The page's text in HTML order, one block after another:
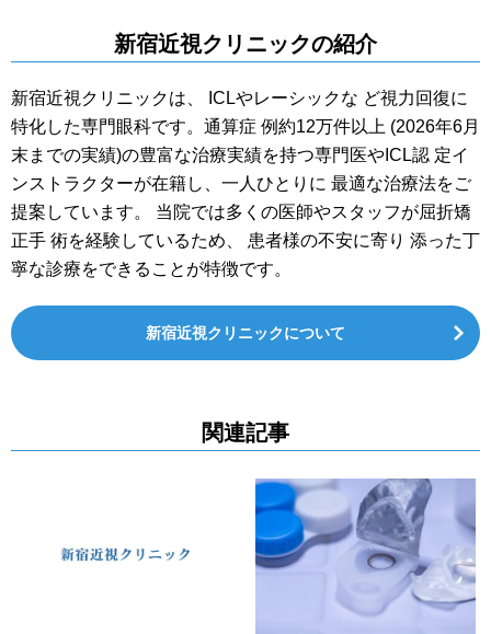
新宿近視クリニックの紹介
新宿近視クリニックは、 ICLやレーシックな ど視力回復に
特化した専門眼科です。通算症 例約12万件以上 (2026年6月
末までの実績)の豊富な治療実績を持つ専門医やICL認 定イ
ンストラクターが在籍し、一人ひとりに 最適な治療法をご
提案しています。 当院では多くの医師やスタッフが屈折矯
正手 術を経験しているため、 患者様の不安に寄り 添った丁
寧な診療をできることが特徴です。
新宿近視クリニックについて
関連記事